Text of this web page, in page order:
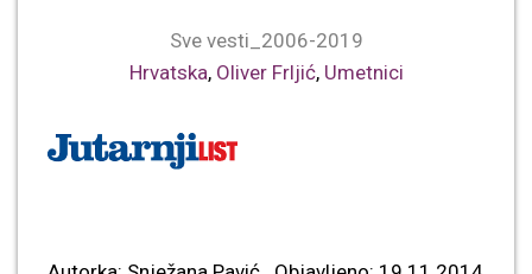
Sve vesti_2006-2019
Hrvatska, Oliver Frljić, Umetnici